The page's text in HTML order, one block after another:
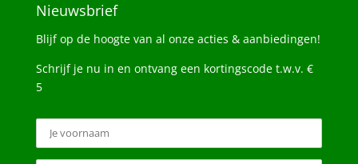
Nieuwsbrief
Blijf op de hoogte van al onze acties & aanbiedingen!
Schrijf je nu in en ontvang een kortingscode t.w.v. €
5